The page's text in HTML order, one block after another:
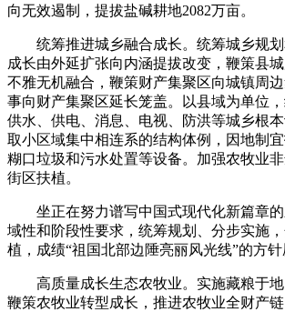
向无效遏制，提拔盐碱耕地2082万亩。
统筹推进城乡融合成长。统筹城乡规划
成长由外延扩张向内涵提拔改变，鞭策县
不雅无机融合，鞭策财产集聚区向城镇周
事向财产集聚区延长笼盖。以县域为单位，
供水、供电、消息、电视、防洪等城乡根
取小区域集中相连系的结构体例，因地制宜
糊口垃圾和污水处置等设备。加强农牧业
街区扶植。
坐正在努力谱写中国式现代化新篇章的
域性和阶段性要求，统筹规划、分步实施
植，成绩“祖国北部边陲亮丽风光线”的方针
高质量成长生态农牧业。实施藏粮于地
鞭策农牧业转型成长，推进农牧业全财产